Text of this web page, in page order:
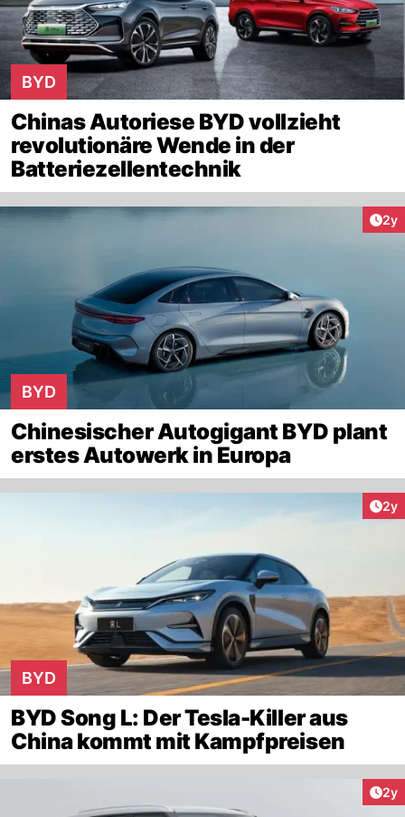
BYD
Chinas Autoriese BYD vollzieht
revolutionäre Wende in der
Batteriezellentechnik
2y
BYD
Chinesischer Autogigant BYD plant
erstes Autowerk in Europa
2y
BYD
BYD Song L: Der Tesla-Killer aus
China kommt mit Kampfpreisen
2y